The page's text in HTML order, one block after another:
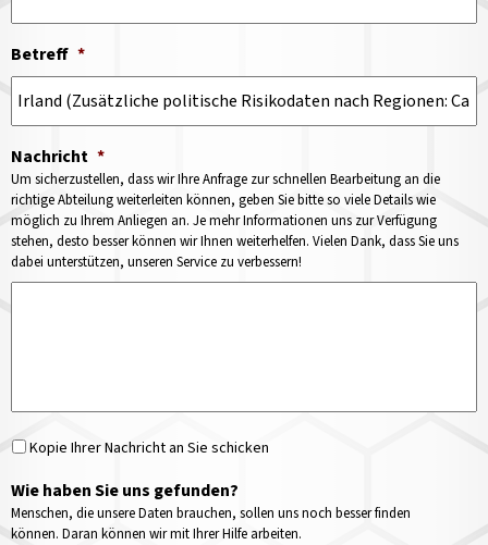
Betreff *
Nachricht *
Um sicherzustellen, dass wir Ihre Anfrage zur schnellen Bearbeitung an die
richtige Abteilung weiterleiten können, geben Sie bitte so viele Details wie
möglich zu Ihrem Anliegen an. Je mehr Informationen uns zur Verfügung
stehen, desto besser können wir Ihnen weiterhelfen. Vielen Dank, dass Sie uns
dabei unterstützen, unseren Service zu verbessern!
Kopie Ihrer Nachricht an Sie schicken
Wie haben Sie uns gefunden?
Menschen, die unsere Daten brauchen, sollen uns noch besser finden
können. Daran können wir mit Ihrer Hilfe arbeiten.